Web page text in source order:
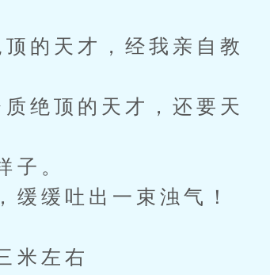
的天才，经我亲自教
绝顶的天才，还要天
。
缓吐出一束浊气！
米左右